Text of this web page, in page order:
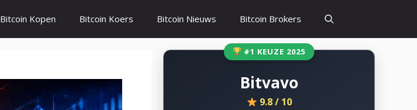
Bitcoin Kopen Bitcoin Koers Bitcoin Nieuws Bitcoin Brokers
#1 KEUZE 2025
Bitvavo
9.8 / 10